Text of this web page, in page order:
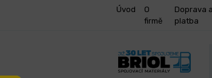
Úvod
O
firmě
Doprava a
platba